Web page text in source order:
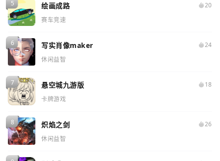
绘画成路
20
赛车竞速
写实肖像maker
24
休闲益智
悬空城九游版
18
卡牌游戏
炽焰之剑
26
休闲益智